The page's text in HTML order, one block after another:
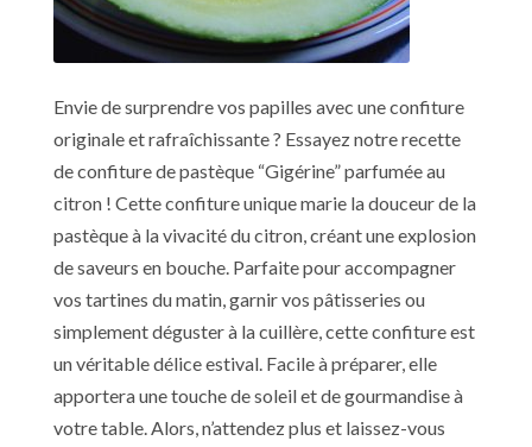
Envie de surprendre vos papilles avec une confiture
originale et rafraîchissante ? Essayez notre recette
de confiture de pastèque “Gigérine” parfumée au
citron ! Cette confiture unique marie la douceur de la
pastèque à la vivacité du citron, créant une explosion
de saveurs en bouche. Parfaite pour accompagner
vos tartines du matin, garnir vos pâtisseries ou
simplement déguster à la cuillère, cette confiture est
un véritable délice estival. Facile à préparer, elle
apportera une touche de soleil et de gourmandise à
votre table. Alors, n’attendez plus et laissez-vous